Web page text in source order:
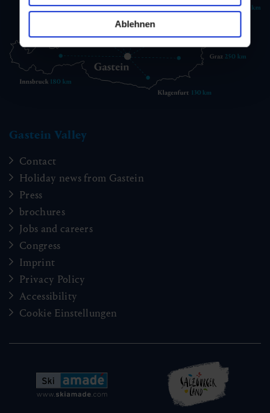
Ablehnen
Gastein Valley
Contact
Holiday news from Gastein
Press
brochures
Jobs and careers
Congress
Imprint
Privacy Policy
Accessibility
Cookie Einstellungen